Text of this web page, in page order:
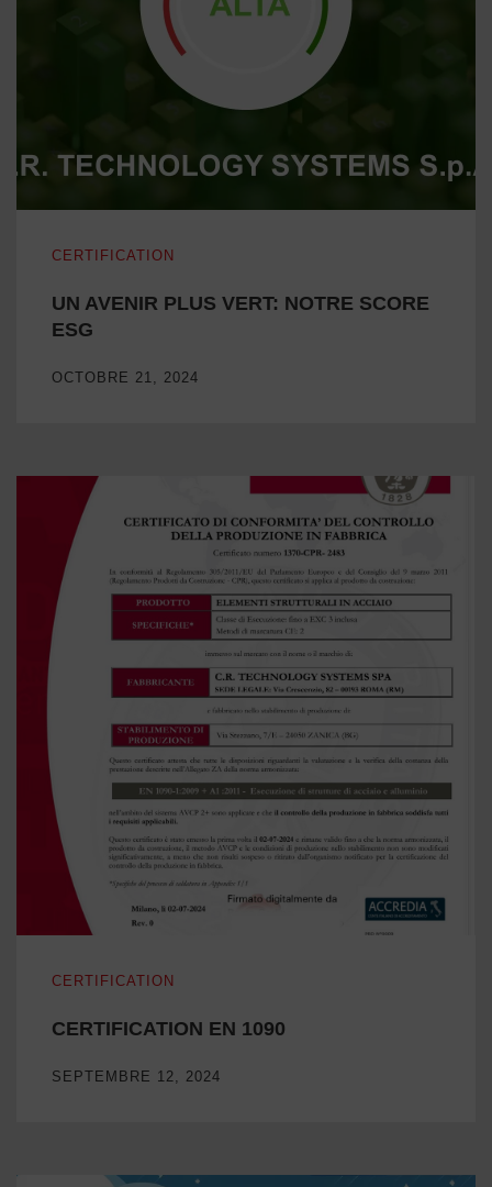
CERTIFICATION
UN AVENIR PLUS VERT: NOTRE SCORE
ESG
OCTOBRE 21, 2024
CERTIFICATION
CERTIFICATION EN 1090
SEPTEMBRE 12, 2024